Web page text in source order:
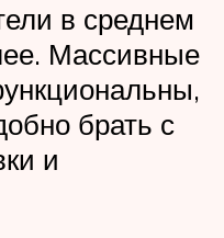
в среднем
Массивные
брать с
и